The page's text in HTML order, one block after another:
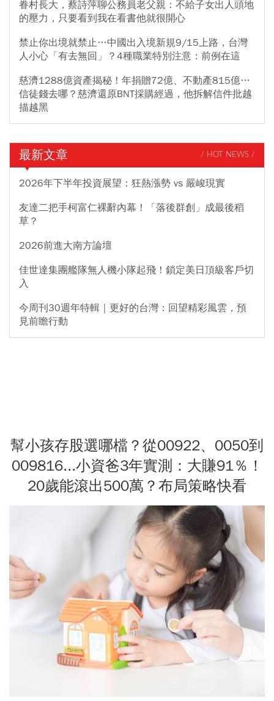
眷村長大，蔡詩萍聊公務員老父親：不給子女出人頭地
的壓力，只要看到我在看書他就很開心
禁止你出境就禁止…中國出入境新規9/15上路，台灣
人小心「有去無回」？4種職業特別注意：前例在這
慈濟1288億資產揭秘！年捐贈72億、不動產815億…
信徒錢去哪？慈濟還原BNT採購經過，他拆解信件批越
描越黑
最新文章 / HOT NEWS /
2026年下半年投資展望：狂熱漲勢 vs 嚴峻現實
友達二把手柯富仁裸辭內幕！「落後群創」成最後稻
草？
2026前進大南方論壇
佳世達集團艦隊無人機小隊起飛！鎖定美日頂級客戶切
入
今周刊30週年特輯｜更好的台灣：回望精彩風雲，預
見前瞻行動
幫小孩存股選哪檔？從00922、0050到
009816...小資爸3年實測：大賺91％！
20歲能滾出500萬？布局策略快看